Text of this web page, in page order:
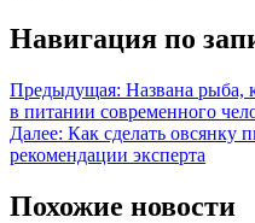
Навигация по
Предыдущая: Названа рыба,
в питании современного
Далее: Как сделать овсянку
рекомендации эксперта
Похожие новости